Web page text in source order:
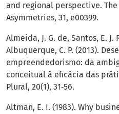
and regional perspective.
Asymmetries, 31, e00399.
Almeida, J. G. de, Santos, E. J.
Albuquerque, C. P. (2013).
empreendedorismo: da
conceitual à eficácia das
Plural, 20(1), 31‑56.
Altman, E. I. (1983). Why